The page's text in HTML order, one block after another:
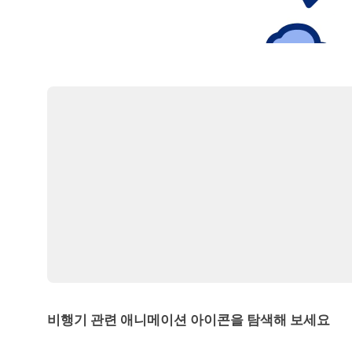
비행기 관련 애니메이션 아이콘을 탐색해 보세요